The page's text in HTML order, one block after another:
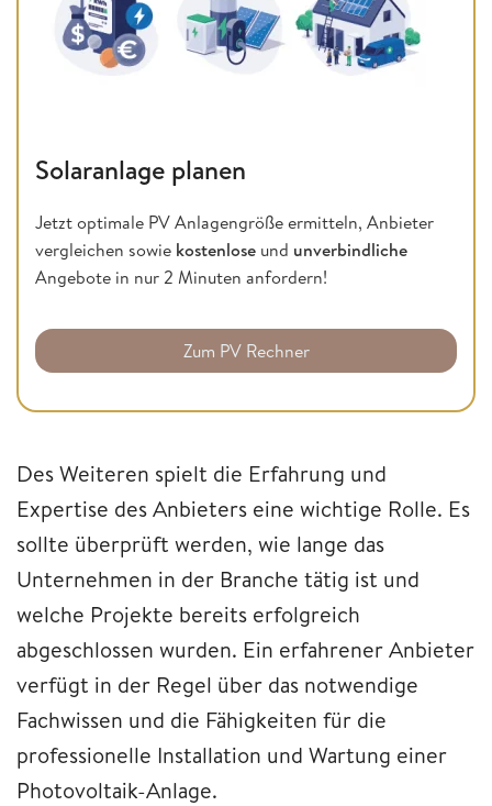
Solaranlage planen
Jetzt optimale PV Anlagengröße ermitteln, Anbieter
vergleichen sowie kostenlose und unverbindliche
Angebote in nur 2 Minuten anfordern!
Zum PV Rechner
Des Weiteren spielt die Erfahrung und
Expertise des Anbieters eine wichtige Rolle. Es
sollte überprüft werden, wie lange das
Unternehmen in der Branche tätig ist und
welche Projekte bereits erfolgreich
abgeschlossen wurden. Ein erfahrener Anbieter
verfügt in der Regel über das notwendige
Fachwissen und die Fähigkeiten für die
professionelle Installation und Wartung einer
Photovoltaik-Anlage.